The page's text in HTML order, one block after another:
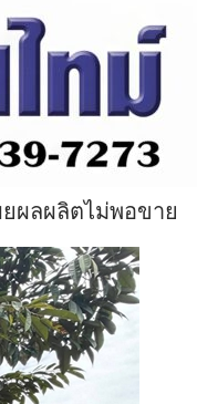
ผลผลิตไม่พอขาย